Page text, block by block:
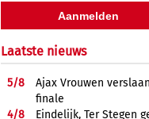
Laatste nieuws
5/8
Ajax Vrouwen
finale
4/8
Eindelijk, Ter Stegen